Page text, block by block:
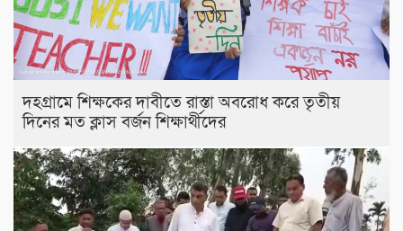
দহগ্রামে শিক্ষকের দাবীতে রাস্তা অবরোধ করে তৃতীয়
দিনের মত ক্লাস বর্জন শিক্ষার্থীদের